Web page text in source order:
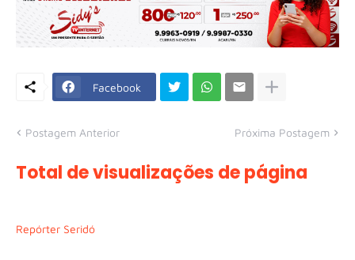
Facebook
Postagem Anterior Próxima Postagem
Total de visualizações de página
Repórter Seridó